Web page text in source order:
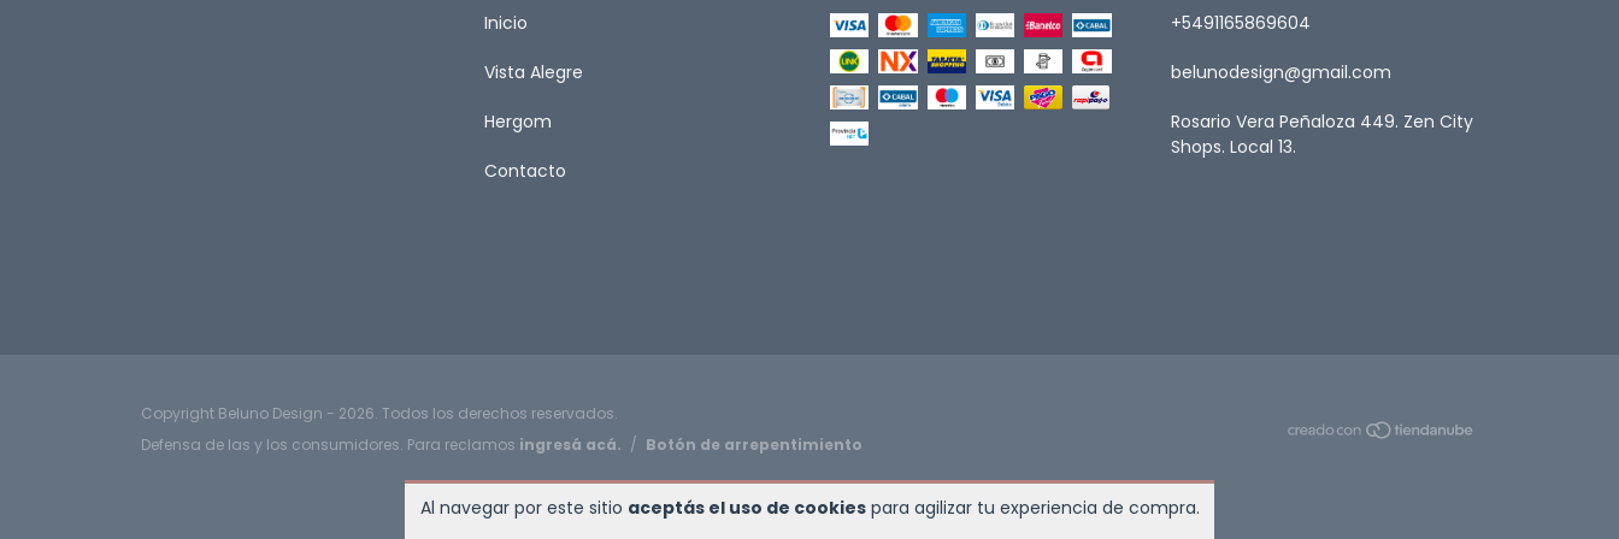
Al navegar por este sitio aceptás el uso de cookiespara agilizar tu experiencia de compra.
Inicio
Vista Alegre
Hergom
Contacto
+5491165869604
belunodesign@gmail.com
Rosario Vera Peñaloza 449. Zen City
Shops. Local 13.
Copyright Beluno Design - 2026. Todos los derechos reservados.
Defensa de las y los consumidores. Para reclamos ingresá acá. / Botón de arrepentimiento